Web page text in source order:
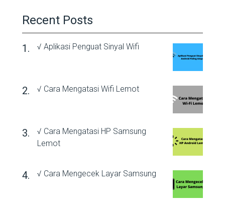
Recent Posts
√ Aplikasi Penguat Sinyal Wifi
√ Cara Mengatasi Wifi Lemot
√ Cara Mengatasi HP Samsung
Lemot
√ Cara Mengecek Layar Samsung